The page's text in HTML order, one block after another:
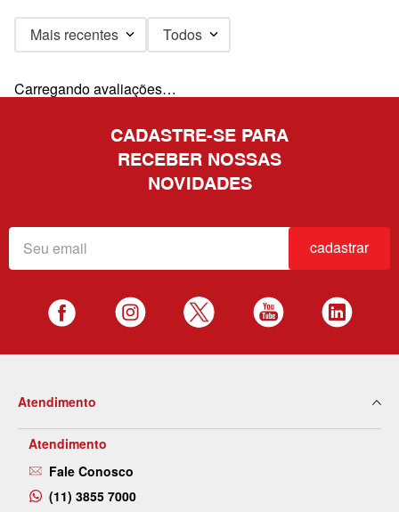
Mais recentes Todos
Carregando avaliações…
CADASTRE-SE PARA
RECEBER NOSSAS
NOVIDADES
cadastrar
Atendimento
Atendimento
Fale Conosco
(11) 3855 7000